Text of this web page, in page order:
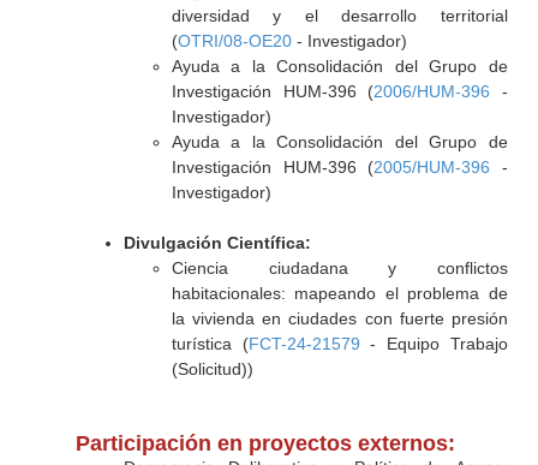
diversidad y el desarrollo territorial
(OTRI/08-OE20- Investigador)
Ayuda a la Consolidación del Grupo de
Investigación HUM-396 (2006/HUM-396 -
Investigador)
Ayuda a la Consolidación del Grupo de
Investigación HUM-396 (2005/HUM-396 -
Investigador)
Divulgación Científica:
Ciencia ciudadana y conflictos
habitacionales: mapeando el problema de
la vivienda en ciudades con fuerte presión
turística (FCT-24-21579 - Equipo Trabajo
(Solicitud))
Participación en proyectos externos: